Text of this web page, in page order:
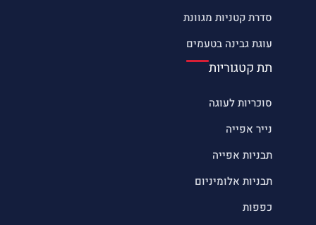
סדרת קטניות מגוונת
עוגת גבינה בטעמים
תת קטגוריות
סוכריות לעוגה
נייר אפייה
תבניות אפייה
תבניות אלומיניום
כפפות